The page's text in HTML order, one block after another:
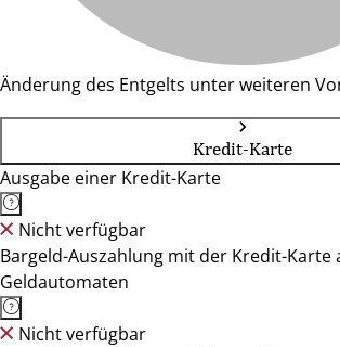
Änderung des Entgelts unter weiteren
Kredit-Karte
Ausgabe einer Kredit-Karte
Nicht verfügbar
Bargeld-Auszahlung mit der Kredit-Karte
Geldautomaten
Nicht verfügbar